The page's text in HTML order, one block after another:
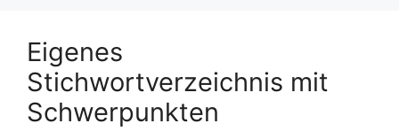
Eigenes
Stichwortverzeichnis mit
Schwerpunkten